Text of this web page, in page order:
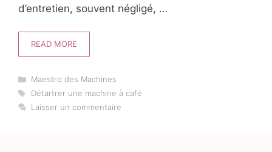
d’entretien, souvent négligé, …
READ MORE
Catégories
Maestro des Machines
Étiquettes
Détartrer une machine à café
Laisser un commentaire